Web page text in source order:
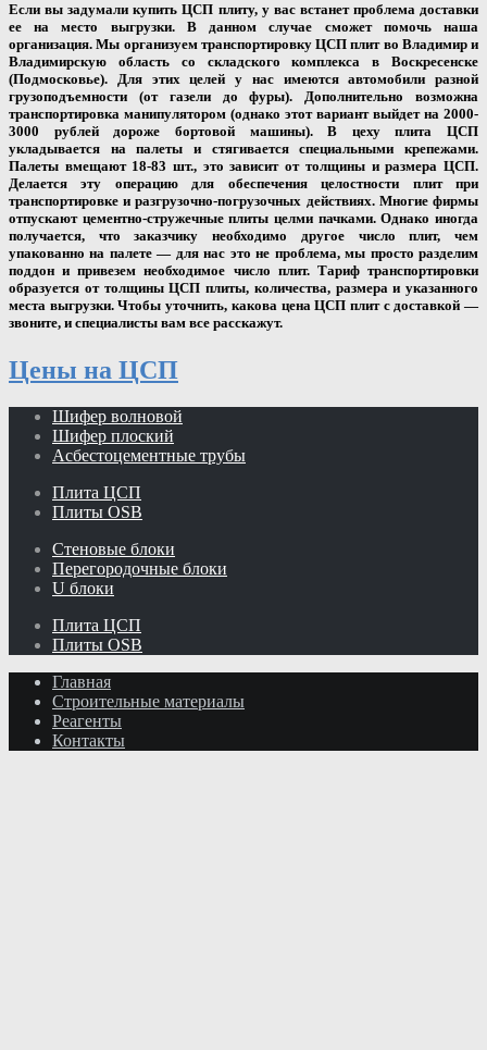
Если вы задумаликупить ЦСП плиту, у вас встанет проблема доставки
ее на место выгрузки. В данном случае сможет помочь наша
организация. Мы организуем транспортировку ЦСП плит во Владимир и
Владимирскую область со складского комплекса в Воскресенске
(Подмосковье). Для этих целей у нас имеются автомобили разной
грузоподъемности (от газели до фуры). Дополнительно возможна
транспортировка манипулятором (однако этот вариант выйдет на 2000-
3000 рублей дороже бортовой машины). В цеху плита ЦСП
укладывается на палеты и стягивается специальными крепежами.
Палеты вмещают 18-83 шт., это зависит от толщины и размера ЦСП.
Делается эту операцию для обеспечения целостности плит при
транспортировке и разгрузочно-погрузочных действиях. Многие фирмы
отпускают цементно-стружечные плиты целми пачками. Однако иногда
получается, что заказчику необходимо другое число плит, чем
упакованно на палете — для нас это не проблема, мы просто разделим
поддон и привезем необходимое число плит. Тариф транспортировки
образуется от толщины ЦСП плиты, количества, размера и указанного
места выгрузки. Чтобы уточнить, какова цена ЦСП плитс доставкой —
звоните, и специалисты вам все расскажут.
Цены на ЦСП
Шифер волновой
Шифер плоский
Асбестоцементные трубы
Плита ЦСП
Плиты OSB
Стеновые блоки
Перегородочные блоки
U блоки
Плита ЦСП
Плиты OSB
Главная
Строительные материалы
Реагенты
Контакты